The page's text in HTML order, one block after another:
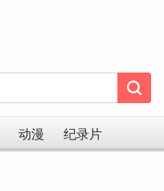
动漫 纪录片